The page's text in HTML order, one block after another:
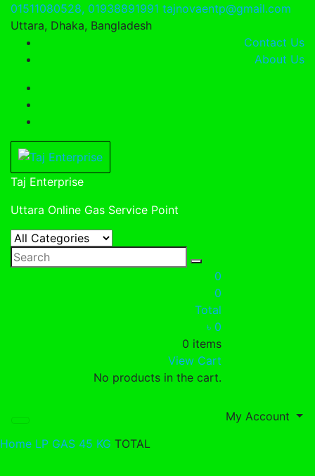
Skip
content
01511080528, 01938891991 tajnovaentp@gmail.com
Uttara, Dhaka, Bangladesh
Contact Us
About Us
Taj Enterprise
Uttara Online Gas Service Point
0
0
Total
৳ 0
0 items
View Cart
No products in the cart.
My Account
Home LP GAS 45 KG TOTAL